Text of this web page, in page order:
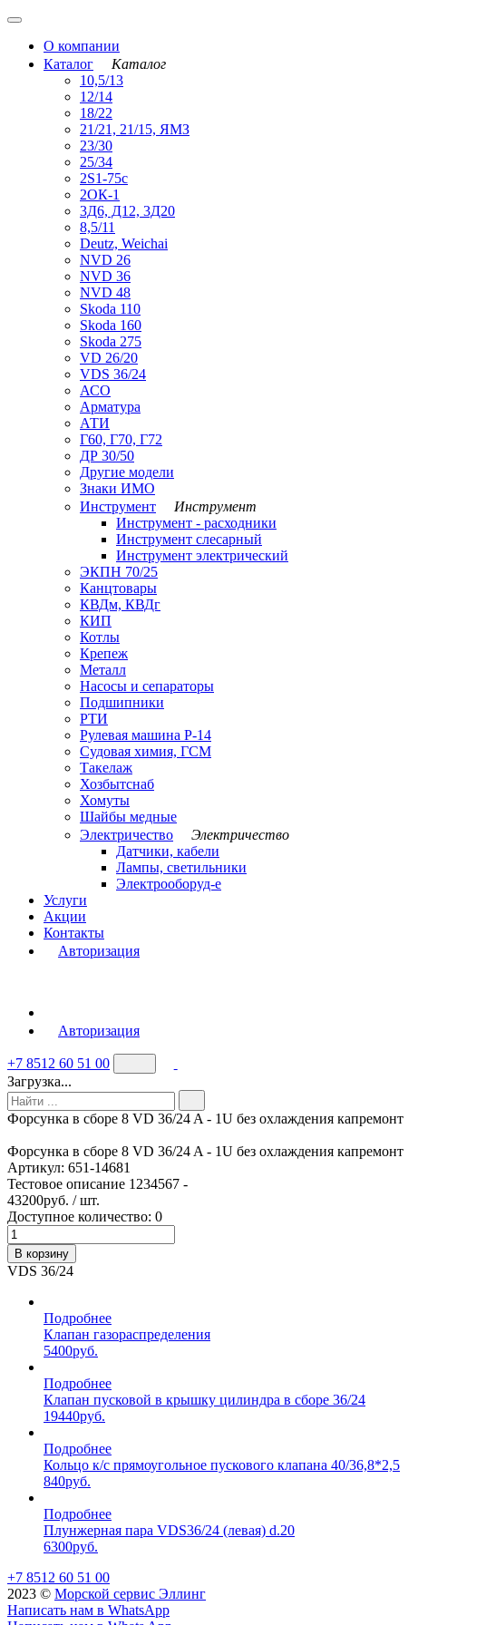
О компании
Каталог
Каталог
10,5/13
12/14
18/22
21/21, 21/15, ЯМЗ
23/30
25/34
2S1-75с
2ОК-1
3Д6, Д12, 3Д20
8,5/11
Deutz, Weichai
NVD 26
NVD 36
NVD 48
Skoda 110
Skoda 160
Skoda 275
VD 26/20
VDS 36/24
АСО
Арматура
АТИ
Г60, Г70, Г72
ДР 30/50
Другие модели
Знаки ИМО
Инструмент
Инструмент
Инструмент - расходники
Инструмент слесарный
Инструмент электрический
ЭКПН 70/25
Канцтовары
КВДм, КВДг
КИП
Котлы
Крепеж
Металл
Насосы и сепараторы
Подшипники
РТИ
Рулевая машина Р-14
Судовая химия, ГСМ
Такелаж
Хозбытснаб
Хомуты
Шайбы медные
Электричество
Электричество
Датчики, кабели
Лампы, светильники
Электрооборуд-е
Услуги
Акции
Контакты
Авторизация
Авторизация
+7 8512 60 51 00
Загрузка...
Форсунка в сборе 8 VD 36/24 A - 1U без охлаждения капремонт
Форсунка в сборе 8 VD 36/24 A - 1U без охлаждения капремонт
Артикул: 651-14681
Тестовое описание 1234567 -
43200руб. / шт.
Доступное количество: 0
В корзину
VDS 36/24
Подробнее
Клапан газораспределения
5400руб.
Подробнее
Клапан пусковой в крышку цилиндра в сборе 36/24
19440руб.
Подробнее
Кольцо к/с прямоугольное пускового клапана 40/36,8*2,5
840руб.
Подробнее
Плунжерная пара VDS36/24 (левая) d.20
6300руб.
+7 8512 60 51 00
2023 ©️ Морской сервис Эллинг
Написать нам в WhatsApp